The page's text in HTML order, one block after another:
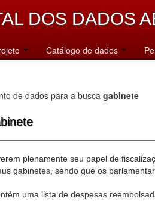
DOS DADOS
Catálogo de dados
de dados para a busca gabinete
plenamente seu papel de
gabinetes, sendo que os
uma lista de despesas